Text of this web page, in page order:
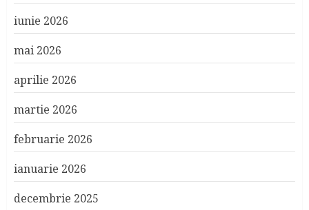
iunie 2026
mai 2026
aprilie 2026
martie 2026
februarie 2026
ianuarie 2026
decembrie 2025